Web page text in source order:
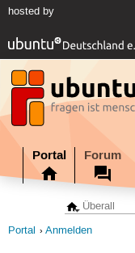
hosted by
Portal Forum
Portal Anmelden